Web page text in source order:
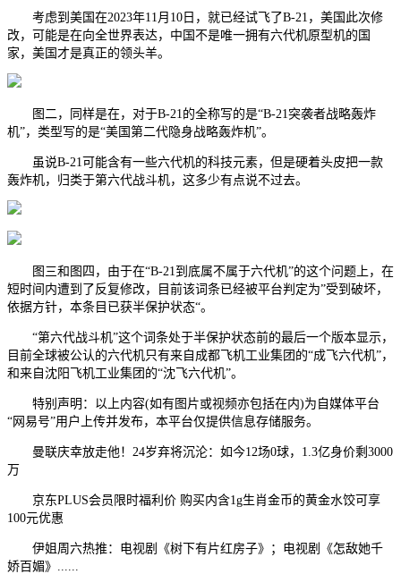
考虑到美国在2023年11月10日，就已经试飞了B-21，美国此次修
改，可能是在向全世界表达，中国不是唯一拥有六代机原型机的国
家，美国才是真正的领头羊。
图二，同样是在，对于B-21的全称写的是“B-21突袭者战略轰炸
机”，类型写的是“美国第二代隐身战略轰炸机”。
虽说B-21可能含有一些六代机的科技元素，但是硬着头皮把一款
轰炸机，归类于第六代战斗机，这多少有点说不过去。
图三和图四，由于在“B-21到底属不属于六代机”的这个问题上，在
短时间内遭到了反复修改，目前该词条已经被平台判定为”受到破坏，
依据方针，本条目已获半保护状态“。
“第六代战斗机”这个词条处于半保护状态前的最后一个版本显示，
目前全球被公认的六代机只有来自成都飞机工业集团的“成飞六代机”，
和来自沈阳飞机工业集团的“沈飞六代机”。
特别声明：以上内容(如有图片或视频亦包括在内)为自媒体平台
“网易号”用户上传并发布，本平台仅提供信息存储服务。
曼联庆幸放走他！24岁弃将沉沦：如今12场0球，1.3亿身价剩3000
万
京东PLUS会员限时福利价 购买内含1g生肖金币的黄金水饺可享
100元优惠
伊姐周六热推：电视剧《树下有片红房子》；电视剧《怎敌她千
娇百媚》......